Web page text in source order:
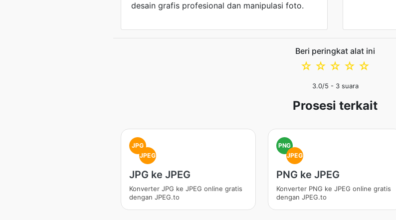
desain grafis profesional dan manipulasi foto.
Beri peringkat alat ini
☆
☆
☆
☆
☆
3.0/5 - 3suara
Prosesi terkait
JPG
JPEG
JPG ke JPEG
Konverter JPG ke JPEG online gratis
dengan JPEG.to
PNG
JPEG
PNG ke JPEG
Konverter PNG ke JPEG online gratis
dengan JPEG.to